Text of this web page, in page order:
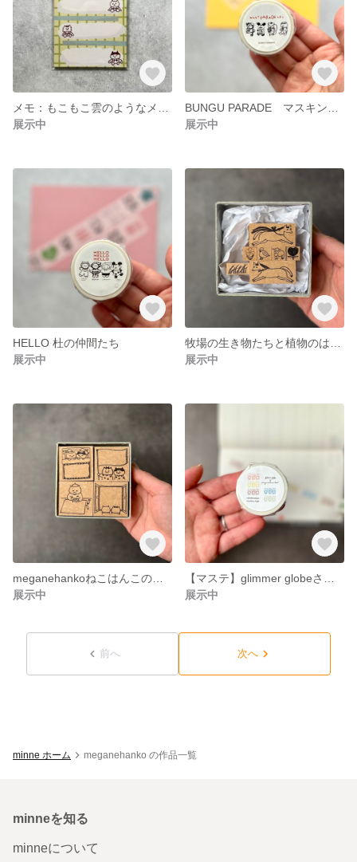
展示中
展示中
HELLO 杜の仲間たち
展示中
展示中
展示中
展示中
前へ 次へ
minne ホーム meganehanko の作品一覧
minneを知る
minneについて